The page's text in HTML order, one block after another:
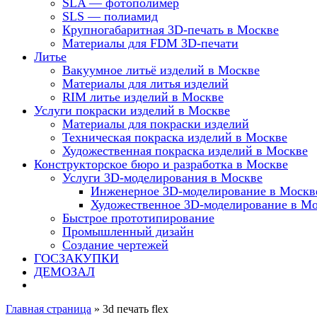
SLA — фотополимер
SLS — полиамид
Крупногабаритная 3D-печать в Москве
Материалы для FDM 3D-печати
Литье
Вакуумное литьё изделий в Москве
Материалы для литья изделий
RIM литье изделий в Москве
Услуги покраски изделий в Москве
Материалы для покраски изделий
Техническая покраска изделий в Москве
Художественная покраска изделий в Москве
Конструкторское бюро и разработка в Москве
Услуги 3D-моделирования в Москве
Инженерное 3D-моделирование в
Художественное 3D-моделирование в
Быстрое прототипирование
Промышленный дизайн
Создание чертежей
ГОСЗАКУПКИ
ДЕМОЗАЛ
Главная страница » 3d печать flex